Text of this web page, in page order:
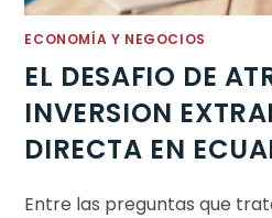
ECONOMÍA Y NEGOCIOS
EL DESAFIO DE
INVERSION
DIRECTA EN
Entre las preguntas que